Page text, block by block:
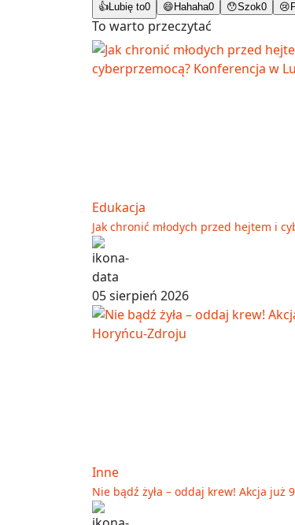
👍Lubię to0 😄 Hahaha0 😯Szok0 😢
To warto przeczytać
Edukacja
Jak chronić młodych przed hejtem i
05 sierpień 2026
Inne
Nie bądź żyła – oddaj krew! Akcja